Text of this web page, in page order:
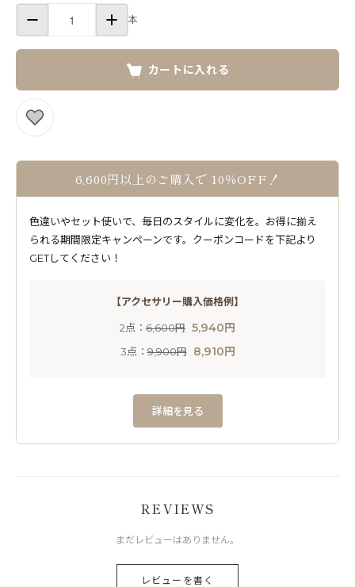
本
カートに入れる
6,600円以上のご購入で 10％OFF！
色違いやセット使いで、毎日のスタイルに変化を。お得に揃え
られる期間限定キャンペーンです。クーポンコードを下記より
GETしてください！
【アクセサリー購入価格例】
2点： 6,600円 5,940円
3点：9,900円 8,910円
詳細を見る
REVIEWS
まだレビューはありません。
レビューを書く